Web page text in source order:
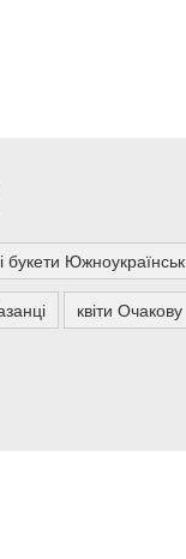
букети Южноукраїнськ
квіти Очакову